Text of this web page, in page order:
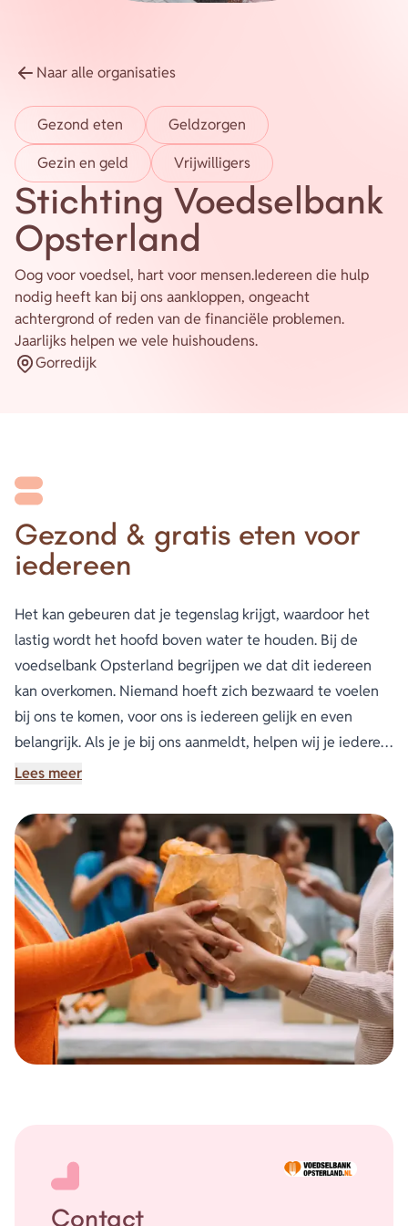
Privacy verklaring
Home
Naar alle organisaties
Gezond eten
Geldzorgen
Gezin en geld
Vrijwilligers
Stichting Voedselbank
Opsterland
Oog voor voedsel, hart voor mensen.Iedereen die hulp
nodig heeft kan bij ons aankloppen, ongeacht
achtergrond of reden van de financiële problemen.
Jaarlijks helpen we vele huishoudens.
Plaatsnaam
Gorredijk
Gezond & gratis eten voor
iedereen
Het kan gebeuren dat je tegenslag krijgt, waardoor het
lastig wordt het hoofd boven water te houden. Bij de
voedselbank Opsterland begrijpen we dat dit iedereen
kan overkomen. Niemand hoeft zich bezwaard te voelen
bij ons te komen, voor ons is iedereen gelijk en even
belangrijk. Als je je bij ons aanmeldt, helpen wij je iedere
week met gratis voedsel.
Meld je aan door te bellen naar 06 10 596 926 of mail naar
aanmelding@voedselbankopsterland.nl
Wij staan voor je klaar.
Lees meer
Contact